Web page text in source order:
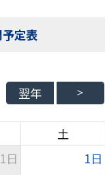
定表
翌年
土
日 1日